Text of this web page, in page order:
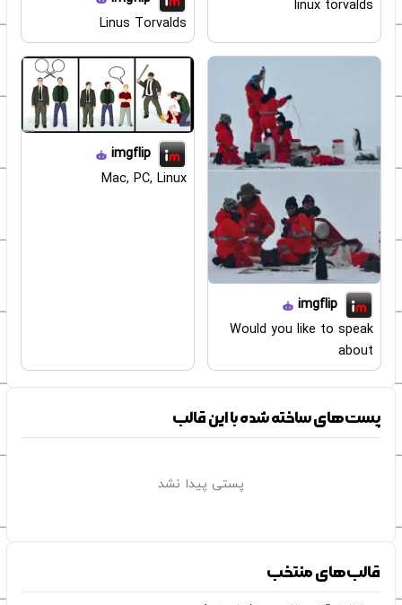
linux torvalds
Linus Torvalds
imgflip
Would you like to speak
about
imgflip
Mac, PC, Linux
پست‌های ساخته شده با این قالب
پستی پیدا نشد
قالب‌های منتخب